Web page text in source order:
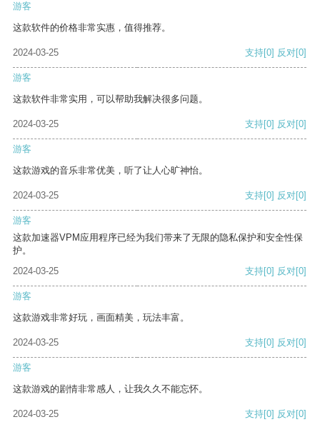
游客
这款软件的价格非常实惠，值得推荐。
2024-03-25 支持[0] 反对[0]
游客
这款软件非常实用，可以帮助我解决很多问题。
2024-03-25 支持[0] 反对[0]
游客
这款游戏的音乐非常优美，听了让人心旷神怡。
2024-03-25 支持[0] 反对[0]
游客
这款加速器VPM应用程序已经为我们带来了无限的隐私保护和安全性保
护。
2024-03-25
支持[0] 反对[0]
游客
这款游戏非常好玩，画面精美，玩法丰富。
2024-03-25 支持[0] 反对[0]
游客
这款游戏的剧情非常感人，让我久久不能忘怀。
2024-03-25 支持[0] 反对[0]